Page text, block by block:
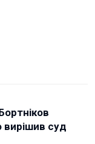
суд